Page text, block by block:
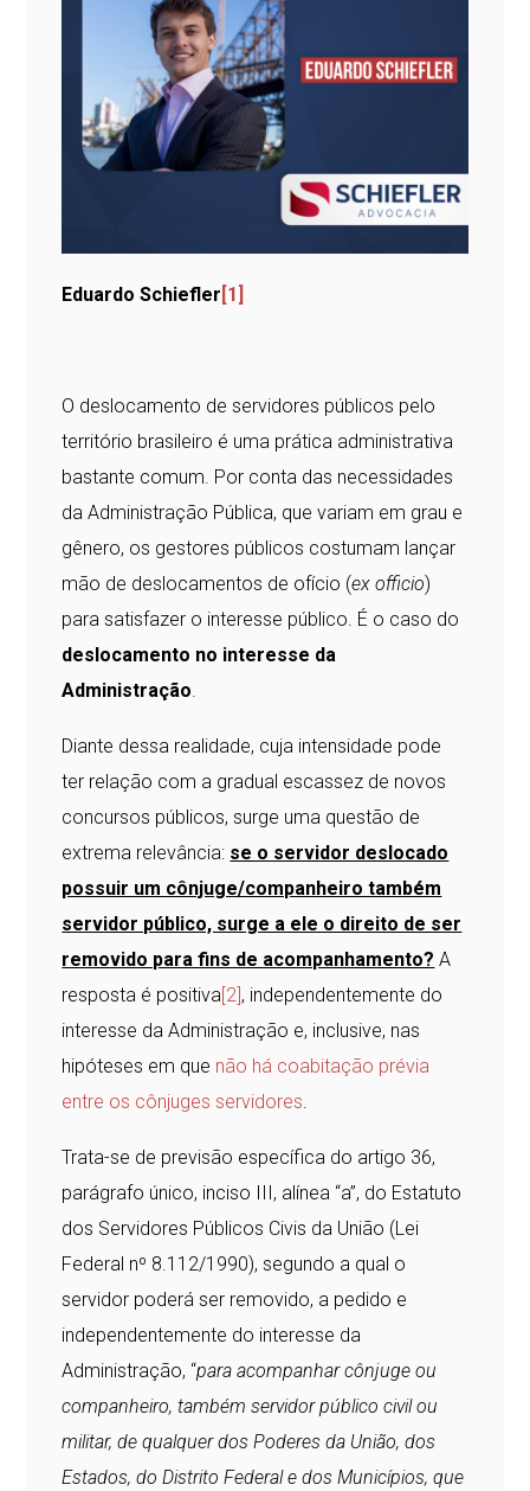
Eduardo Schiefler [1]
O deslocamento de servidores públicos pelo
território brasileiro é uma prática administrativa
bastante comum. Por conta das necessidades
da Administração Pública, que variam em grau e
gênero, os gestores públicos costumam lançar
mão de deslocamentos de ofício (ex officio)
para satisfazer o interesse público. É o caso do
deslocamento no interesse da
Administração.
Diante dessa realidade, cuja intensidade pode
ter relação com a gradual escassez de novos
concursos públicos, surge uma questão de
extrema relevância: se o servidor deslocado
possuir um cônjuge/companheiro também
servidor público, surge a ele o direito de ser
removido para fins de acompanhamento? A
resposta é positiva[2], independentemente do
interesse da Administração e, inclusive, nas
hipóteses em que não há coabitação prévia
entre os cônjuges servidores.
Trata-se de previsão específica do artigo 36,
parágrafo único, inciso III, alínea “a”, do Estatuto
dos Servidores Públicos Civis da União (Lei
Federal nº 8.112/1990), segundo a qual o
servidor poderá ser removido, a pedido e
independentemente do interesse da
Administração, “para acompanhar cônjuge ou
companheiro, também servidor público civil ou
militar, de qualquer dos Poderes da União, dos
Estados, do Distrito Federal e dos Municípios, que